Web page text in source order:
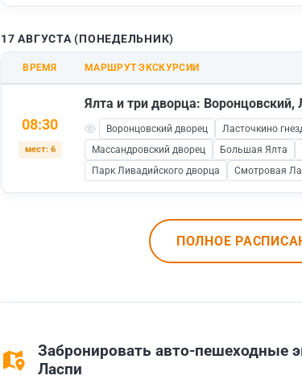
17 АВГУСТА (ПОНЕДЕЛЬНИК)
ВРЕМЯ МАРШРУТ ЭКСКУРСИИ
08:30
мест: 6
Ялта и три дворца:
Воронцовский дворец Ласточкино
Массандровский дворец
Большая Ялта
Парк Ливадийского дворца
Смотровая
ПОЛНОЕ
Забронировать авто-пешеходные
Ласпи